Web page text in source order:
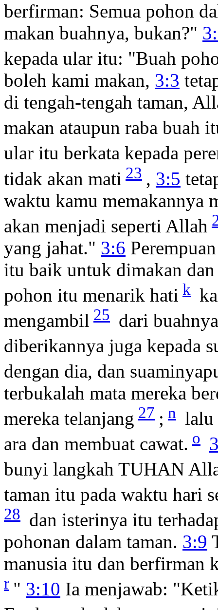
berfirman: Semua pohon
makan buahnya, bukan?"
kepada ular itu: "Buah
boleh kami makan, 3:3
di tengah-tengah taman,
makan ataupun raba buah
ular itu berkata kepada
tidak akan mati 23 , 3:5
waktu kamu memakannya
akan menjadi seperti Allah
yang jahat." 3:6
itu baik untuk dimakan
pohon itu menarik hati k
mengambil 25 dari
diberikannya juga kepada
dengan dia, dan
terbukalah mata mereka
mereka telanjang 27 ; n lalu
ara dan membuat cawat. o
bunyi langkah TUHAN
taman itu pada waktu hari
28 dan isterinya itu
pohonan dalam taman. 3:9
manusia itu dan berfirman
r " 3:10 Ia menjawab: